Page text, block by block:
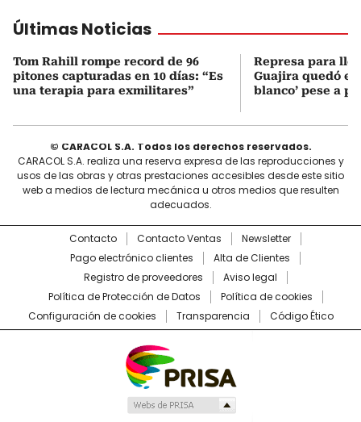
Últimas Noticias
Tom Rahill rompe record de 96
pitones capturadas en 10 días: “Es
una terapia para exmilitares”
Represa para
Guajira quedó en
blanco’ pese a
© CARACOL S.A. Todos los derechos reservados.
CARACOL S.A. realiza una reserva expresa de las reproducciones y
usos de las obras y otras prestaciones accesibles desde este sitio
web a medios de lectura mecánica u otros medios que resulten
adecuados.
Contacto Contacto Ventas
Newsletter
Pago electrónico clientes
Alta de Clientes
Registro de proveedores
Aviso legal
Política de Protección de Datos
Política de cookies
Configuración de cookies
Transparencia Código Ético